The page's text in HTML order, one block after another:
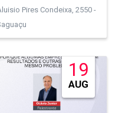
Pires Condeixa, 2550 -
19
AUG